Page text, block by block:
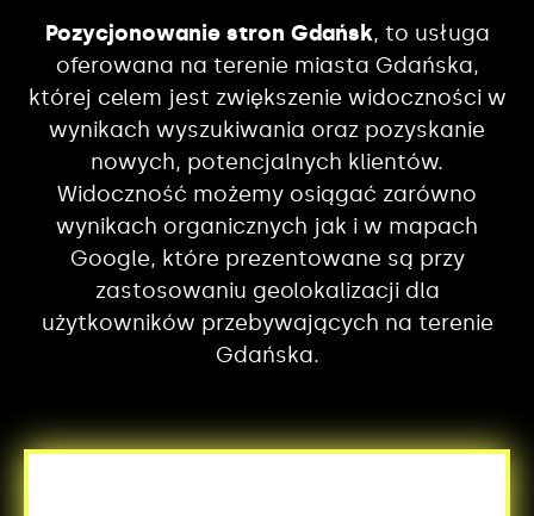
Pozycjonowanie stron Gdańsk, to usługa
oferowana na terenie miasta Gdańska,
której celem jest zwiększenie widoczności w
wynikach wyszukiwania oraz pozyskanie
nowych, potencjalnych klientów.
Widoczność możemy osiągać zarówno
wynikach organicznych jak i w mapach
Google, które prezentowane są przy
zastosowaniu geolokalizacji dla
użytkowników przebywających na terenie
Gdańska.